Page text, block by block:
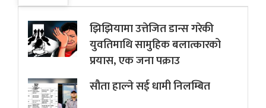
झिझियामा उत्तेजित डान्स गरेकी
युवतिमाथि सामुहिक बलात्कारको
प्रयास, एक जना पक्राउ
सौता हाल्ने सई धामी निलम्बित